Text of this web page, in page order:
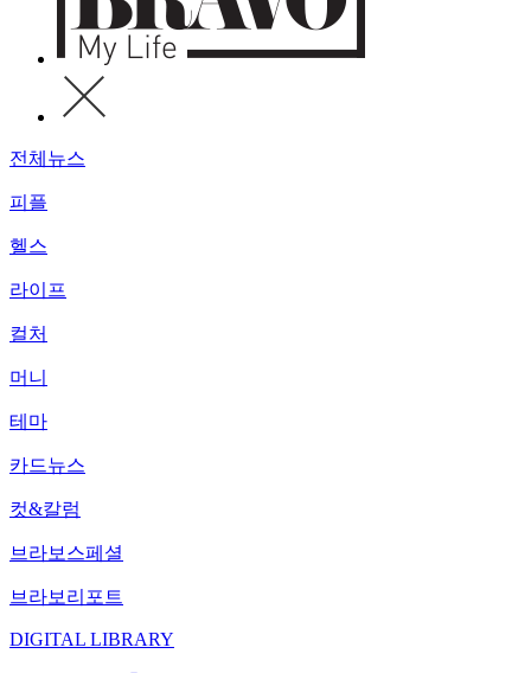
전체뉴스
피플
헬스
라이프
컬처
머니
테마
카드뉴스
컷&칼럼
브라보스페셜
브라보리포트
DIGITAL LIBRARY